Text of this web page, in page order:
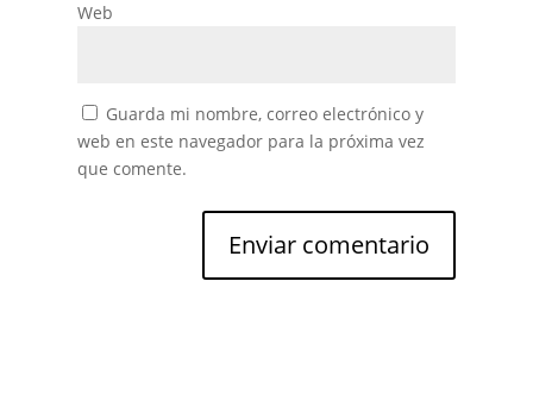
Web
Guarda mi nombre, correo electrónico y
web en este navegador para la próxima vez
que comente.